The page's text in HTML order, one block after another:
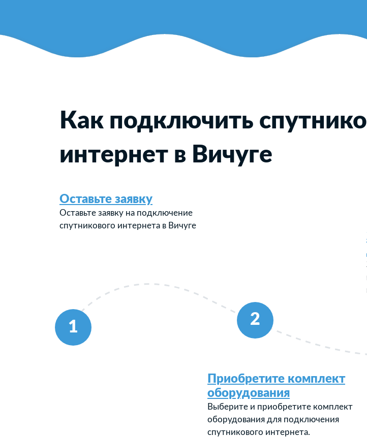
Как подключить
интернет в Вичуге
1
2
Оставьте заявку
Оставьте заявку на подключение
спутникового интернета в Вичуге
Приобретите комплект
оборудования
Выберите и приобретите комплект
оборудования для подключения
спутникового интернета.